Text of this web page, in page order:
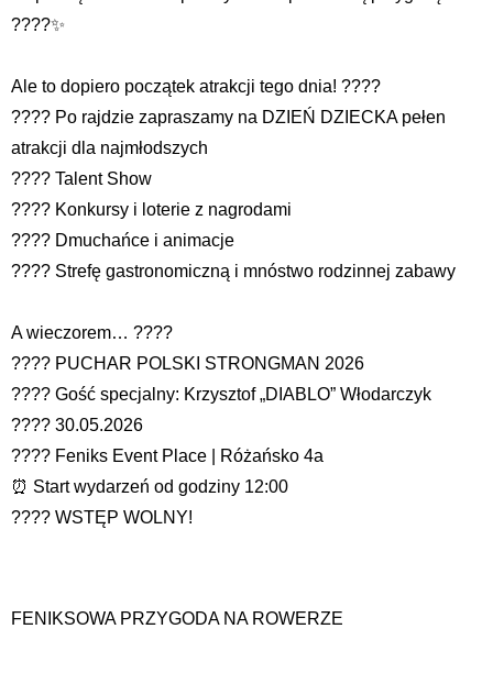
????✨
Ale to dopiero początek atrakcji tego dnia! ????
???? Po rajdzie zapraszamy na DZIEŃ DZIECKA pełen
atrakcji dla najmłodszych
???? Talent Show
???? Konkursy i loterie z nagrodami
???? Dmuchańce i animacje
???? Strefę gastronomiczną i mnóstwo rodzinnej zabawy
A wieczorem… ????
???? PUCHAR POLSKI STRONGMAN 2026
???? Gość specjalny: Krzysztof „DIABLO” Włodarczyk
???? 30.05.2026
???? Feniks Event Place | Różańsko 4a
⏰ Start wydarzeń od godziny 12:00
???? WSTĘP WOLNY!
FENIKSOWA PRZYGODA NA ROWERZE